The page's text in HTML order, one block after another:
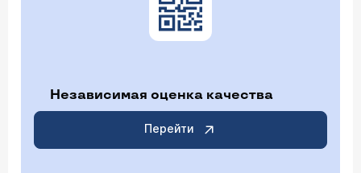
Независимая оценка качества
Перейти